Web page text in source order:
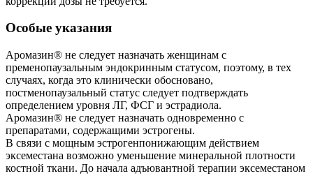
Особые указания
Аромазин® не следует назначать женщинам с
пременопаузальным эндокринным статусом, поэтому, в тех
случаях, когда это клинически обосновано,
постменопаузальный статус следует подтверждать
определением уровня ЛГ, ФСГ и эстрадиола.
Аромазин® не следует назначать одновременно с
препаратами, содержащими эстрогены.
В связи с мощным эстрогенпонижающим действием
эксеместана возможно уменьшение минеральной плотности
костной ткани. До начала адъювантной терапии эксеместаном